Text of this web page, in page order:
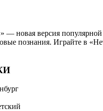
— новая версия
познания. Играйте в